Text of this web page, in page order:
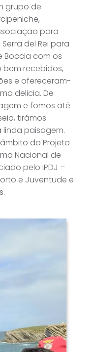
grupo de
para
Serra del Rei para
Boccia com os
bem recebidos,
e ofereceram-
delicia. De
e fomos até
tirámos
paisagem.
do Projeto
Nacional de
pelo IPDJ –
e Juventude e